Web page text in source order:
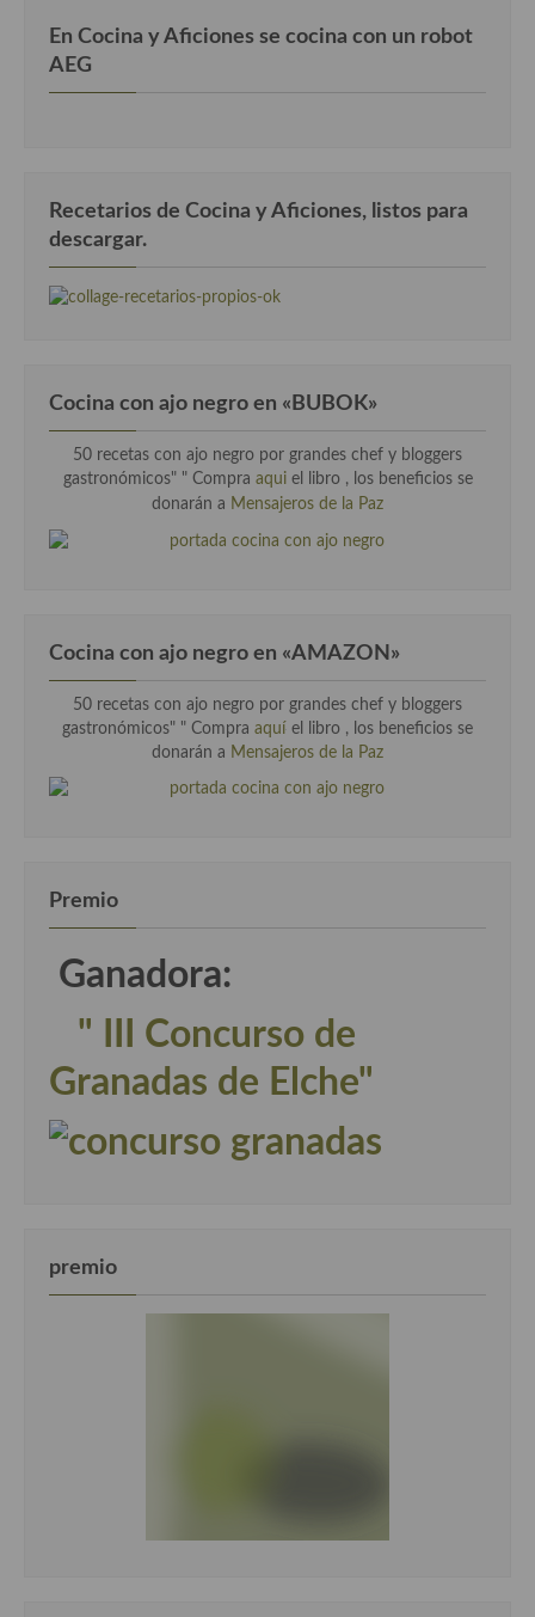
En Cocina y Aficiones se cocina con un robot
AEG
Recetarios de Cocina y Aficiones, listos para
descargar.
Cocina con ajo negro en «BUBOK»
50 recetas con ajo negro por grandes chef y bloggers
gastronómicos" " Compra aqui el libro , los beneficios se
donarán a Mensajeros de la Paz
Cocina con ajo negro en «AMAZON»
50 recetas con ajo negro por grandes chef y bloggers
gastronómicos" " Compra aquí el libro , los beneficios se
donarán a Mensajeros de la Paz
Premio
Ganadora:
" III Concurso de
Granadas de Elche"
premio